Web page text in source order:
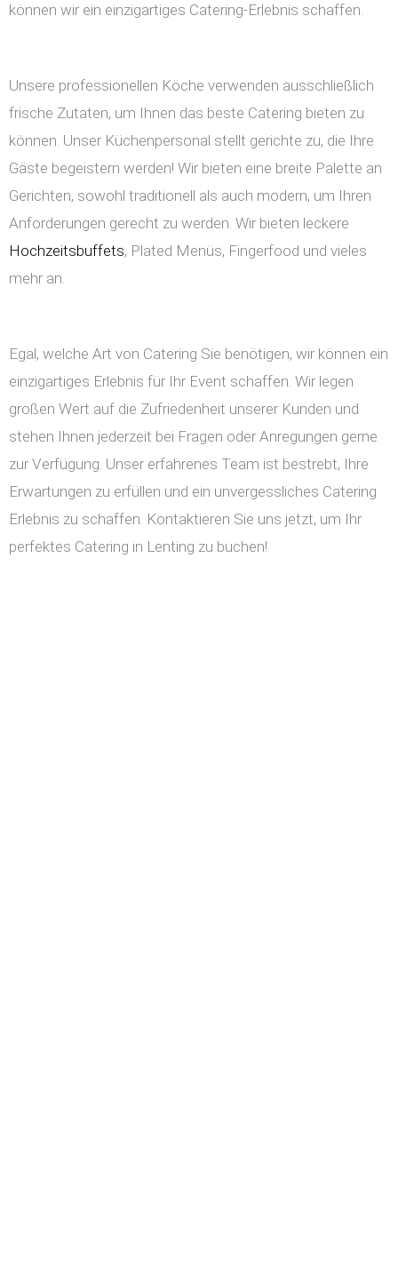
können wir ein einzigartiges Catering-Erlebnis schaffen.
Unsere professionellen Köche verwenden ausschließlich
frische Zutaten, um Ihnen das beste Catering bieten zu
können. Unser Küchenpersonal stellt gerichte zu, die Ihre
Gäste begeistern werden! Wir bieten eine breite Palette an
Gerichten, sowohl traditionell als auch modern, um Ihren
Anforderungen gerecht zu werden. Wir bieten leckere
Hochzeitsbuffets, Plated Menüs, Fingerfood und vieles
mehr an.
Egal, welche Art von Catering Sie benötigen, wir können ein
einzigartiges Erlebnis für Ihr Event schaffen. Wir legen
großen Wert auf die Zufriedenheit unserer Kunden und
stehen Ihnen jederzeit bei Fragen oder Anregungen gerne
zur Verfügung. Unser erfahrenes Team ist bestrebt, Ihre
Erwartungen zu erfüllen und ein unvergessliches Catering
Erlebnis zu schaffen. Kontaktieren Sie uns jetzt, um Ihr
perfektes Catering in Lenting zu buchen!